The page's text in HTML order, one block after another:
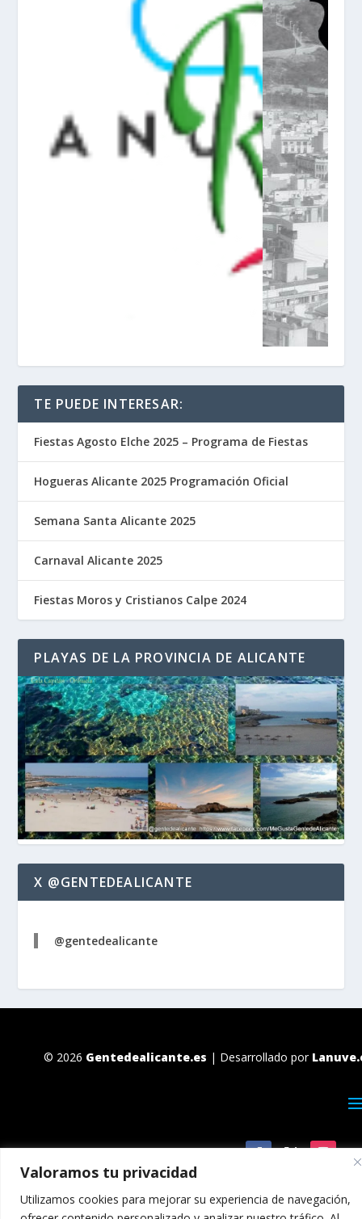
Valoramos tu privacidad
Utilizamos cookies para mejorar su experiencia de navegación,
TE PUEDE INTERESAR:
Fiestas Agosto Elche 2025 – Programa de Fiestas
Hogueras Alicante 2025 Programación Oficial
Semana Santa Alicante 2025
Carnaval Alicante 2025
Fiestas Moros y Cristianos Calpe 2024
PLAYAS DE LA PROVINCIA DE ALICANTE
X @GENTEDEALICANTE
@gentedealicante
© 2026 Gentedealicante.es | Desarrollado por